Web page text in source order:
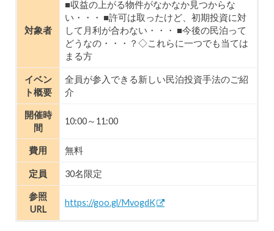
対象者
■収益の上がる物件がなかなか見つからな
い・・・ ■許可は取ったけど、初期投資に対
して月利が合わない・・・ ■今後の民泊って
どうなの・・・？◇これらに一つでも当ては
まる方
イベン
ト概要
全員が参入できる新しい民泊投資手法のご紹
介
開催時
間
10:00～11:00
費用 無料
定員 30名限定
参照
URL
https://goo.gl/MvogdK